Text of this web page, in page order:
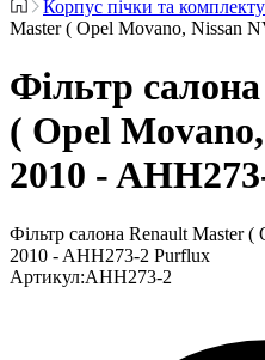
Корпус пічки та
Master ( Opel Movano, Nissan
Фільтр
( Opel
2010 -
Фільтр салона Renault Master
2010 - AHH273-2 Purflux
Артикул:AHH273-2